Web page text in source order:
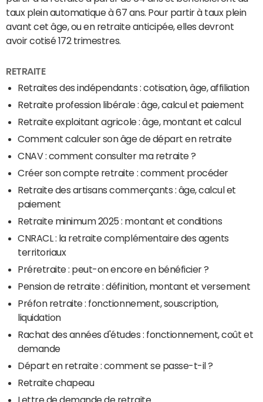
taux plein automatique à 67 ans. Pour partir à taux plein
avant cet âge, ou en retraite anticipée, elles devront
avoir cotisé 172 trimestres.
RETRAITE
Retraites des indépendants : cotisation, âge, affiliation
Retraite profession libérale : âge, calcul et paiement
Retraite exploitant agricole : âge, montant et calcul
Comment calculer son âge de départ en retraite
CNAV : comment consulter ma retraite ?
Créer son compte retraite : comment procéder
Retraite des artisans commerçants : âge, calcul et
paiement
Retraite minimum 2025 : montant et conditions
CNRACL : la retraite complémentaire des agents
territoriaux
Préretraite : peut-on encore en bénéficier ?
Pension de retraite : définition, montant et versement
Préfon retraite : fonctionnement, souscription,
liquidation
Rachat des années d'études : fonctionnement, coût et
demande
Départ en retraite : comment se passe-t-il ?
Retraite chapeau
Lettre de demande de retraite